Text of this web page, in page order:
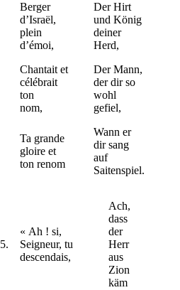
Berger
d’Israël,
plein
d’émoi,
Der Hirt
und König
deiner
Herd,
Chantait et
célébrait
ton
nom,
Der Mann,
der dir so
wohl
gefiel,
Ta grande
gloire et
ton renom
Wann er
dir sang
auf
Saitenspiel.
5.
« Ah ! si,
Seigneur, tu
descendais,
Ach,
dass
der
Herr
aus
Zion
käm